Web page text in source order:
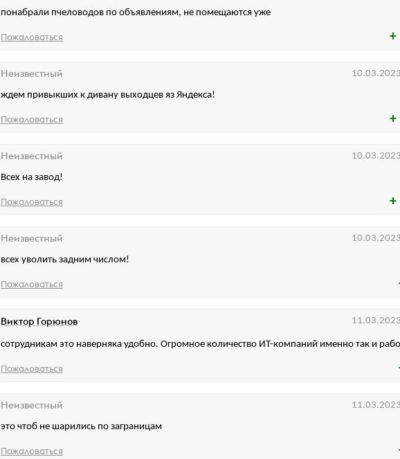
понабрали пчеловодов по объявлениям, не помещаются уже
Пожаловаться
ждем привыкших к дивану выходцев яз Яндекса!
Неизвестный
Пожаловаться
Всех на завод!
Неизвестный
Пожаловаться
всех уволить задним числом!
Неизвестный
Пожаловаться
сотрудникам это наверняка удобно. Огромное количество ИТ-компаний именно так и
Виктор Горюнов
Пожаловаться
это чтоб не шарились по заграницам
Неизвестный
Пожаловаться